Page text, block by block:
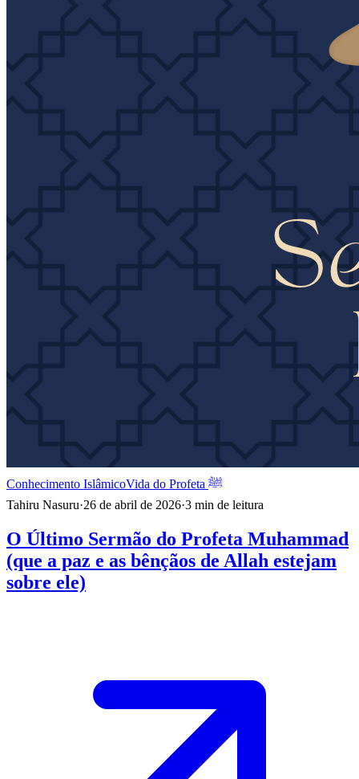
Conhecimento Islâmico
Vida do Profeta ﷺ
Tahiru Nasuru·26 de abril de 2026·3 min de leitura
O Último Sermão do Profeta Muhammad
(que a paz e as bênçãos de Allah estejam
sobre ele)